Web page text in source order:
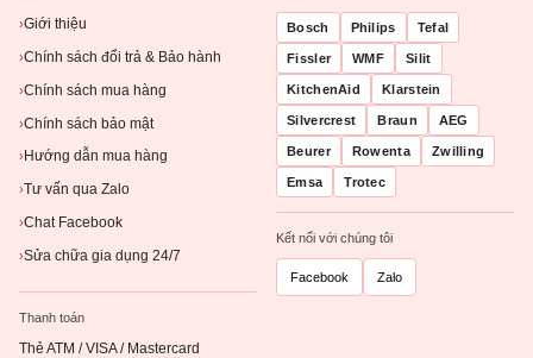
›Giới thiệu
›Chính sách đổi trả & Bảo hành
›Chính sách mua hàng
›Chính sách bảo mật
› Hướng dẫn mua hàng
›Tư vấn qua Zalo
›Chat Facebook
›Sửa chữa gia dụng 24/7
Thanh toán
Thẻ ATM / VISA / Mastercard
Bosch Philips Tefal
Fissler WMF Silit
KitchenAid Klarstein
Silvercrest Braun AEG
Beurer Rowenta Zwilling
Emsa Trotec
Kết nối với chúng tôi
Facebook Zalo